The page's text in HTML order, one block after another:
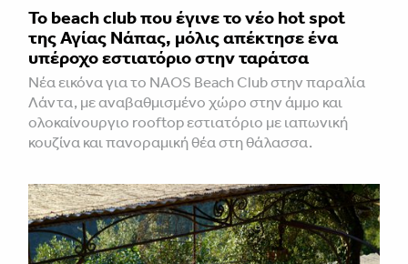
Το beach club που έγινε το νέο hot spot
της Αγίας Νάπας, μόλις απέκτησε ένα
υπέροχο εστιατόριο στην ταράτσα
Νέα εικόνα για το NAOS Beach Club στην παραλία
Λάντα, με αναβαθμισμένο χώρο στην άμμο και
ολοκαίνουργιο rooftop εστιατόριο με ιαπωνική
κουζίνα και πανοραμική θέα στη θάλασσα.